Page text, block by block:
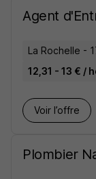
Agent
La Rochelle -
12,31 - 13 € /
Voir l’offre
Plombier